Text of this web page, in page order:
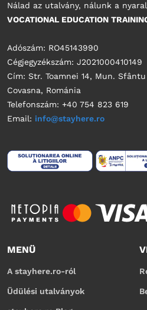
Nálad az utalvány, nálunk a
VOCATIONAL EDUCATION
Adószám: RO45143990
Cégjegyzékszám: J2021000410149
Cím: Str. Toamnei 14, Mun.
Covasna, Románia
Telefonszám: +40 754 823 619
Email: info@stayhere.ro
MENÜ
A stayhere.ro-ról
Üdülési utalványok